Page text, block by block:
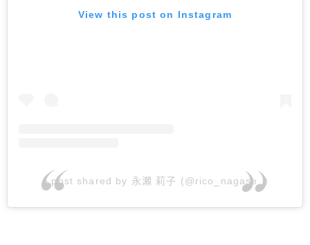
View this post on Instagram
A post shared by 永瀬 莉子 (@rico_nagase_)